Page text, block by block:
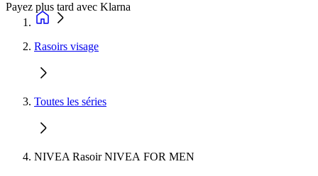
Payez plus tard avec Klarna
Rasoirs visage
Toutes les séries
NIVEA Rasoir NIVEA FOR MEN